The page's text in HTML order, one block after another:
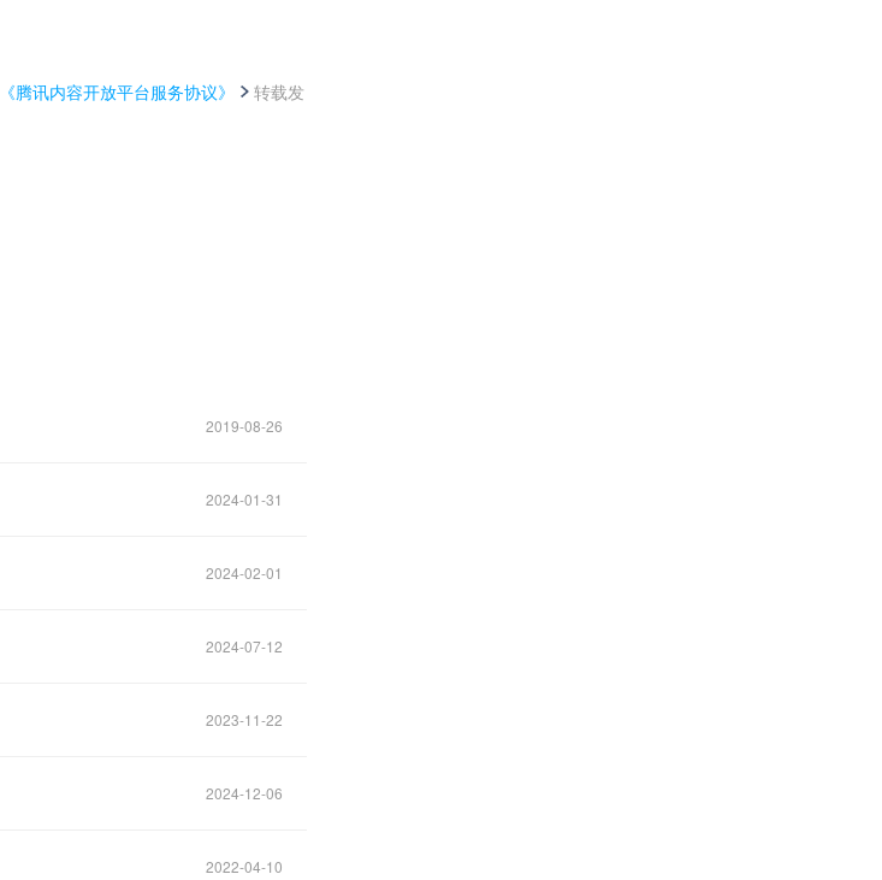
《腾讯内容开放平台服务协议》
转载发
2019-08-26
2024-01-31
2024-02-01
2024-07-12
2023-11-22
2024-12-06
2022-04-10